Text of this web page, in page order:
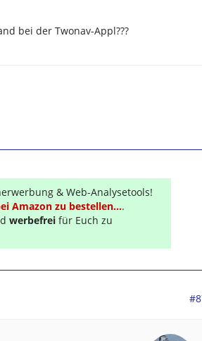
bei der Twonav-Appl???
& Web-Analysetools!
Amazon zu bestellen....
werbefrei für Euch zu